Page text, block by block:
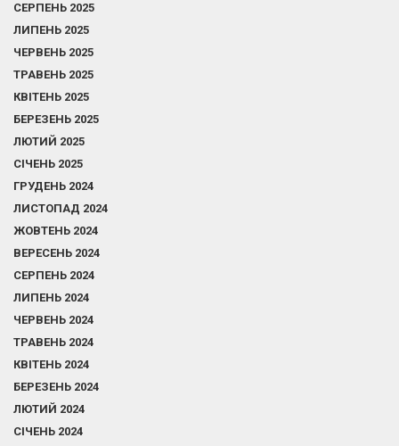
СЕРПЕНЬ 2025
ЛИПЕНЬ 2025
ЧЕРВЕНЬ 2025
ТРАВЕНЬ 2025
КВІТЕНЬ 2025
БЕРЕЗЕНЬ 2025
ЛЮТИЙ 2025
СІЧЕНЬ 2025
ГРУДЕНЬ 2024
ЛИСТОПАД 2024
ЖОВТЕНЬ 2024
ВЕРЕСЕНЬ 2024
СЕРПЕНЬ 2024
ЛИПЕНЬ 2024
ЧЕРВЕНЬ 2024
ТРАВЕНЬ 2024
КВІТЕНЬ 2024
БЕРЕЗЕНЬ 2024
ЛЮТИЙ 2024
СІЧЕНЬ 2024